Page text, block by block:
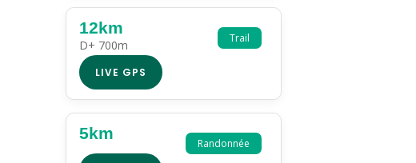
Trail
12km
D+ 700m
LIVE GPS
Randonnée
5km